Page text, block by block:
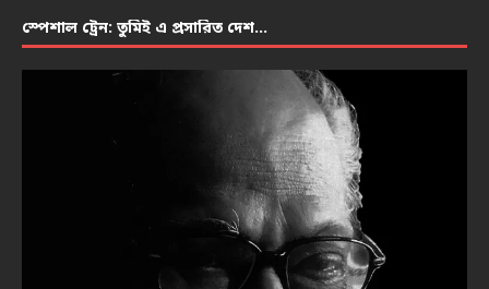
স্পেশাল ট্রেন: তুমিই এ প্রসারিত দেশ…